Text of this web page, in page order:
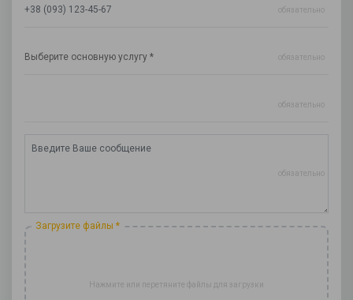
обязательно
обязательно
обязательно
обязательно
Загрузите файлы *
Нажмите или перетяните файлы для загрузки